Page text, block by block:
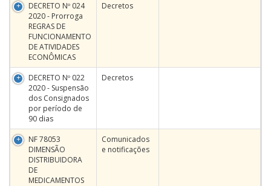
DECRETO Nº 024
2020 - Prorroga
REGRAS DE
FUNCIONAMENTO
DE ATIVIDADES
ECONÔMICAS
Decretos
DECRETO Nº 022
2020 - Suspensão
dos Consignados
por período de
90 dias
Decretos
NF 78053
DIMENSÃO
DISTRIBUIDORA
DE
MEDICAMENTOS
Comunicados
e notificações